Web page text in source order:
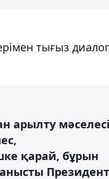
тығыз диалог
арылту мәселесі
қарай, бұрын
Президент